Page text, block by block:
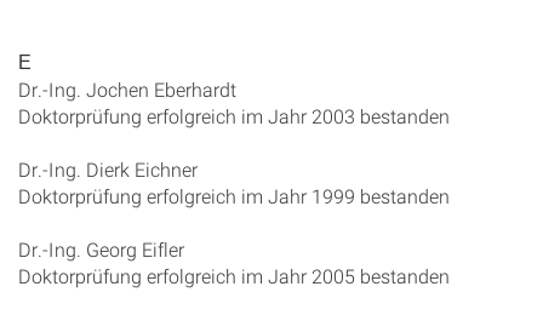
E
Dr.-Ing. Jochen Eberhardt
Doktorprüfung erfolgreich im Jahr 2003 bestanden
Dr.-Ing. Dierk Eichner
Doktorprüfung erfolgreich im Jahr 1999 bestanden
Dr.-Ing. Georg Eifler
Doktorprüfung erfolgreich im Jahr 2005 bestanden